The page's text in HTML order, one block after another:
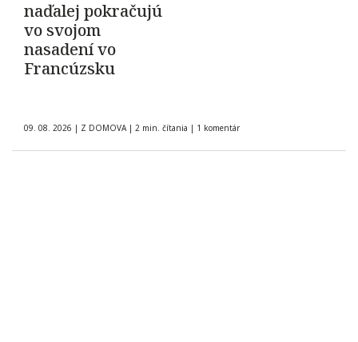
naďalej pokračujú
vo svojom
nasadení vo
Francúzsku
09. 08. 2026 | Z DOMOVA | 2 min. čítania | 1 komentár